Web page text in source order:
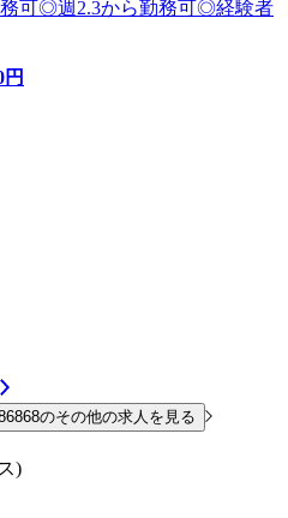
務可◎週2.3から勤務可◎経験者
円
のその他の求人を見る
)